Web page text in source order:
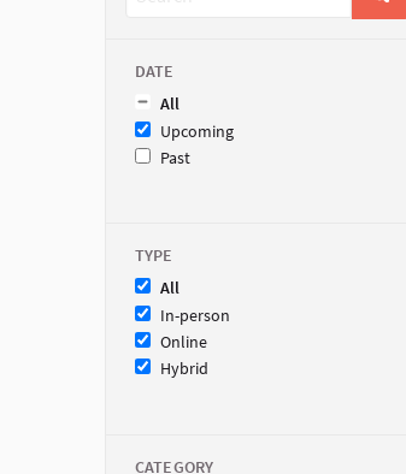
DATE
All
Upcoming
Past
TYPE
All
In-person
Online
Hybrid
CATEGORY